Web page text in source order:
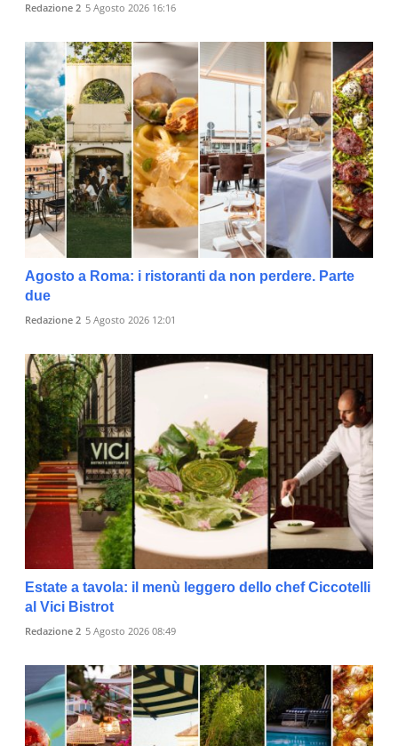
Redazione 2 5 Agosto 2026 16:16
Agosto a Roma: i ristoranti da non perdere. Parte
due
Redazione 2 5 Agosto 2026 12:01
Estate a tavola: il menù leggero dello chef Ciccotelli
al Vici Bistrot
Redazione 2 5 Agosto 2026 08:49